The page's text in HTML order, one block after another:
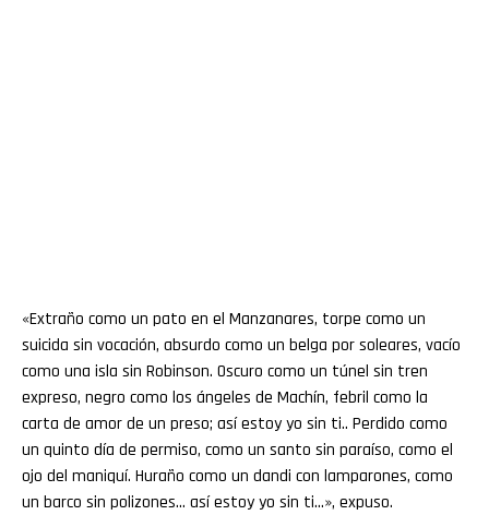
«Extraño como un pato en el Manzanares, torpe como un
suicida sin vocación, absurdo como un belga por soleares, vacío
como una isla sin Robinson. Oscuro como un túnel sin tren
expreso, negro como los ángeles de Machín, febril como la
carta de amor de un preso; así estoy yo sin ti.. Perdido como
un quinto día de permiso, como un santo sin paraíso, como el
ojo del maniquí. Huraño como un dandi con lamparones, como
un barco sin polizones… así estoy yo sin ti…», expuso.